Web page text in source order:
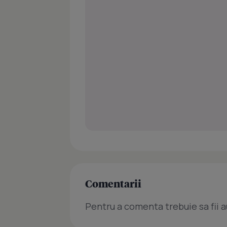
Comentarii
Pentru a comenta trebuie sa fii